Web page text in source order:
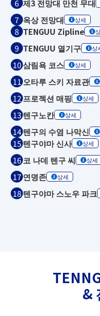
제3 전망대 만천 무대
옥상 전망대 상세
TENGUU Zipline
TENGUU 열기구 상
삼림욕 코스 상세
오타루 스키 자료관
프로젝션 매핑 상세
텐구노칸 상세
텐구의 수염 나막신
텐구야마 신사 상세
코 나데 텐구 씨 상세
연명존 상세
텐구야마 스노우 파크
&